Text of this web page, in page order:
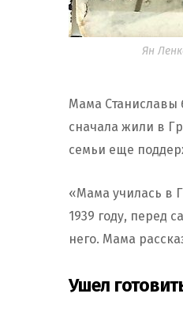
Ян
Мама Станиславы
сначала жили в
семьи еще
«Мама училась в
1939 году, перед
него. Мама
Ушел